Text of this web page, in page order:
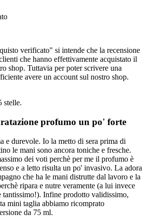
verificato" si intende che la recensione
che hanno effettivamente acquistato il
shop. Tuttavia per poter scrivere una
avere un account sul nostro shop.
stelle.
profumo un po' forte
e durevole. Io la metto di sera prima di
le mani sono ancora toniche e fresche.
dei voti perchè per me il profumo è
e a letto risulta un po' invasivo. La adora
che ha le mani distrutte dal lavoro e la
ripara e nutre veramente (a lui invece
tantissimo!). Infine prodotto validissimo,
mini taglia abbiamo ricomprato
da 75 ml.